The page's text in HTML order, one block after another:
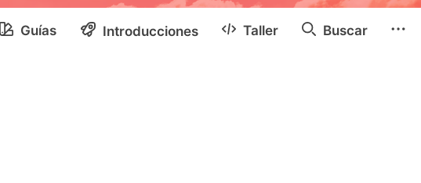
Guías Introducciones Taller Buscar